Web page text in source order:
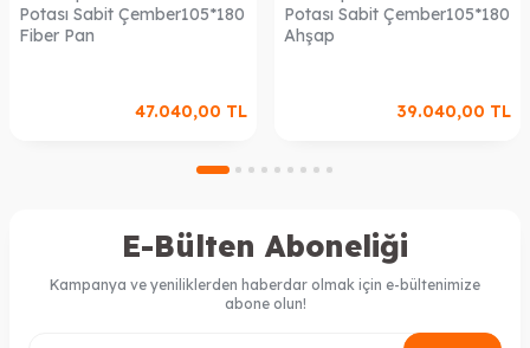
Potası Sabit Çember105*180
Fiber Pan
47.040,00 TL
Potası Sabit Çember105*180
Ahşap
39.040,00 TL
E-Bülten Aboneliği
Kampanya ve yeniliklerden haberdar olmak için e-bültenimize
abone olun!